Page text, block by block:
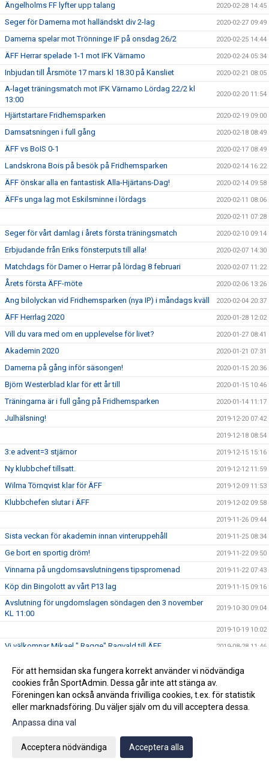
Ängelholms FF lyfter upp talang 2020-02-28 14:45
Seger för Damerna mot halländskt div 2-lag 2020-02-27 09:49
Damerna spelar mot Trönninge IF på onsdag 26/2 2020-02-25 14:44
ÄFF Herrar spelade 1-1 mot IFK Värnamo 2020-02-24 05:34
Inbjudan till Årsmöte 17 mars kl 18.30 på Kansliet 2020-02-21 08:05
A-laget träningsmatch mot IFK Värnamo Lördag 22/2 kl
13:00
2020-02-20 11:54
Hjärtstartare Fridhemsparken 2020-02-19 09:00
Damsatsningen i full gång 2020-02-18 08:49
ÄFF vs BoIS 0-1 2020-02-17 08:49
Landskrona Bois på besök på Fridhemsparken 2020-02-14 16:22
ÄFF önskar alla en fantastisk Alla-Hjärtans-Dag! 2020-02-14 09:58
ÄFFs unga lag mot Eskilsminne i lördags 2020-02-11 08:06
2020-02-11 07:28
Seger för vårt damlag i årets första träningsmatch 2020-02-10 09:14
Erbjudande från Eriks fönsterputs till alla! 2020-02-07 14:30
Matchdags för Damer o Herrar på lördag 8 februari 2020-02-07 11:22
Årets första ÄFF-möte 2020-02-06 13:26
Ang bilolyckan vid Fridhemsparken (nya IP) i måndags kväll 2020-02-04 20:37
ÄFF Herrlag 2020 2020-01-28 12:02
Vill du vara med om en upplevelse för livet? 2020-01-27 08:41
Akademin 2020 2020-01-21 07:31
Damerna på gång inför säsongen! 2020-01-15 20:36
Björn Westerblad klar för ett år till 2020-01-15 10:46
Träningarna är i full gång på Fridhemsparken 2020-01-14 11:17
Julhälsning! 2019-12-20 07:42
2019-12-18 08:54
3:e advent=3 stjärnor 2019-12-15 15:16
Ny klubbchef tillsatt. 2019-12-12 11:59
Wilma Törnqvist klar för ÄFF 2019-12-09 11:53
Klubbchefen slutar i ÄFF 2019-12-02 09:58
2019-11-26 09:44
Sista veckan för akademin innan vinteruppehåll 2019-11-25 08:34
Ge bort en sportig dröm! 2019-11-22 09:50
Vinnarna på ungdomsavslutningens tipspromenad 2019-11-22 07:43
Köp din Bingolott av vårt P13 lag 2019-11-15 09:16
Avslutning för ungdomslagen söndagen den 3 november
KL 11:00
2019-10-30 09:04
2019-10-19 10:02
Vi välkomnar Mikael " Ragge" Ragvald till ÄFF 2019-08-28 11:46
Sommarproffsläger 2019
Vinnare i 50/50 lotteriet 11/8 2019-08-14 10:21
ÄFF söker matchsekreterare
Angående gårdagens match i P19-Allsvenskan
Kalle är på semester
För att hemsidan ska fungera korrekt använder vi nödvändiga
cookies från SportAdmin. Dessa går inte att stänga av.
Föreningen kan också använda frivilliga cookies, t.ex. för statistik
eller marknadsföring. Du väljer själv om du vill acceptera dessa.
Anpassa dina val
Acceptera nödvändiga Acceptera alla